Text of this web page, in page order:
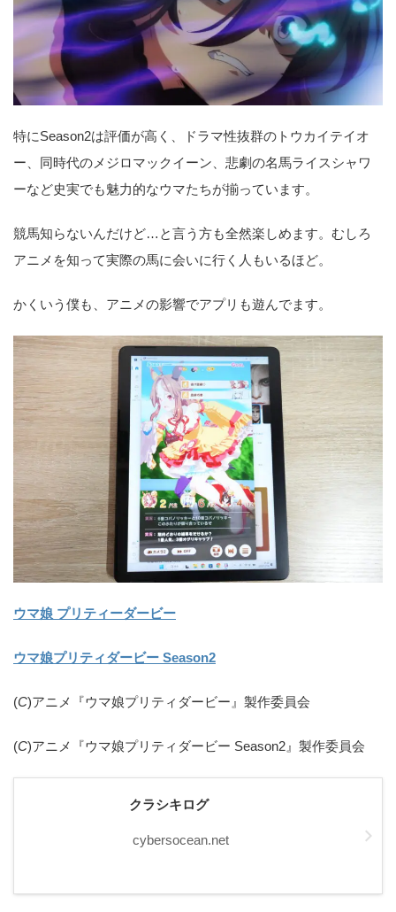
特にSeason2は評価が高く、ドラマ性抜群のトウカイテイオ
ー、同時代のメジロマックイーン、悲劇の名馬ライスシャワ
ーなど史実でも魅力的なウマたちが揃っています。
競馬知らないんだけど…と言う方も全然楽しめます。むしろ
アニメを知って実際の馬に会いに行く人もいるほど。
かくいう僕も、アニメの影響でアプリも遊んでます。
ウマ娘 プリティーダービー
ウマ娘プリティダービー Season2
(C)アニメ『ウマ娘プリティダービー』製作委員会
(C)アニメ『ウマ娘プリティダービー Season2』製作委員会
クラシキログ
cybersocean.net